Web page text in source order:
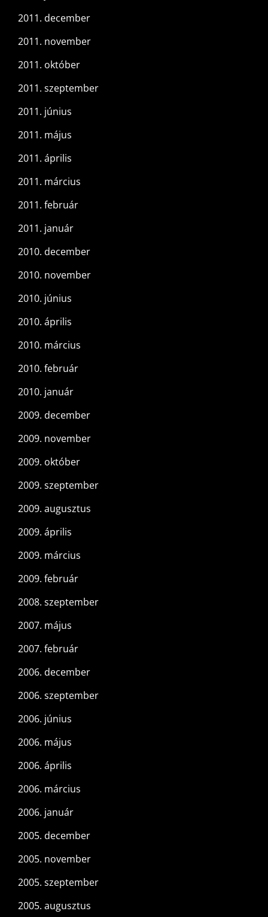
2011. december
2011. november
2011. október
2011. szeptember
2011. június
2011. május
2011. április
2011. március
2011. február
2011. január
2010. december
2010. november
2010. június
2010. április
2010. március
2010. február
2010. január
2009. december
2009. november
2009. október
2009. szeptember
2009. augusztus
2009. április
2009. március
2009. február
2008. szeptember
2007. május
2007. február
2006. december
2006. szeptember
2006. június
2006. május
2006. április
2006. március
2006. január
2005. december
2005. november
2005. szeptember
2005. augusztus